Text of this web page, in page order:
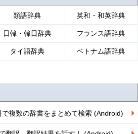
類語辞典 英和・和英辞典
日韓・韓日辞典 フランス語辞典
タイ語辞典 ベトナム語辞典
複数の辞書をまとめて検索 (Android)